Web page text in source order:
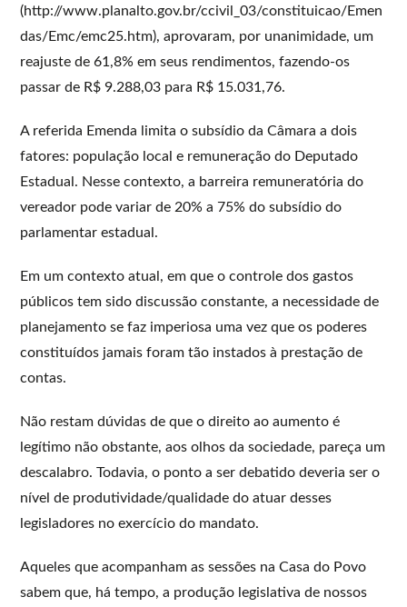
(http://www.planalto.gov.br/ccivil_03/constituicao/Emen
das/Emc/emc25.htm), aprovaram, por unanimidade, um
reajuste de 61,8% em seus rendimentos, fazendo-os
passar de R$ 9.288,03 para R$ 15.031,76.
A referida Emenda limita o subsídio da Câmara a dois
fatores: população local e remuneração do Deputado
Estadual. Nesse contexto, a barreira remuneratória do
vereador pode variar de 20% a 75% do subsídio do
parlamentar estadual.
Em um contexto atual, em que o controle dos gastos
públicos tem sido discussão constante, a necessidade de
planejamento se faz imperiosa uma vez que os poderes
constituídos jamais foram tão instados à prestação de
contas.
Não restam dúvidas de que o direito ao aumento é
legítimo não obstante, aos olhos da sociedade, pareça um
descalabro. Todavia, o ponto a ser debatido deveria ser o
nível de produtividade/qualidade do atuar desses
legisladores no exercício do mandato.
Aqueles que acompanham as sessões na Casa do Povo
sabem que, há tempo, a produção legislativa de nossos